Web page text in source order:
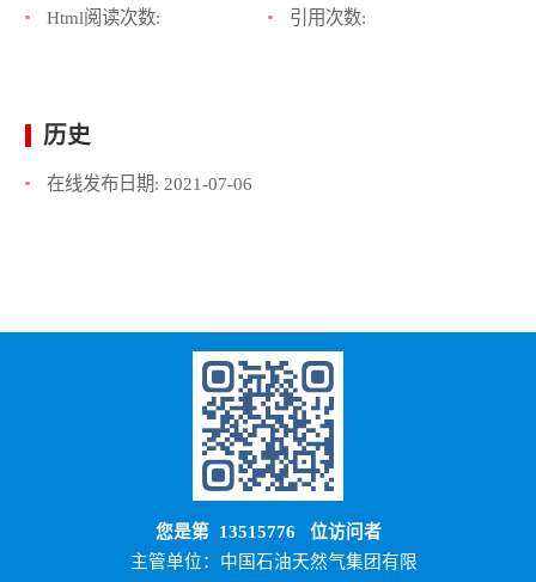
Html阅读次数:
引用次数:
历史
在线发布日期: 2021-07-06
您是第 13515776 位访问者
主管单位：中国石油天然气集团有限